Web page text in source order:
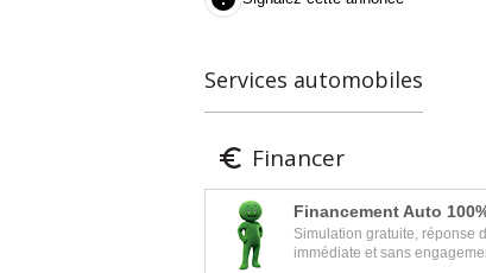
Services automobiles
 Financer
Financement Auto
Simulation gratuite, réponse
immédiate et sans